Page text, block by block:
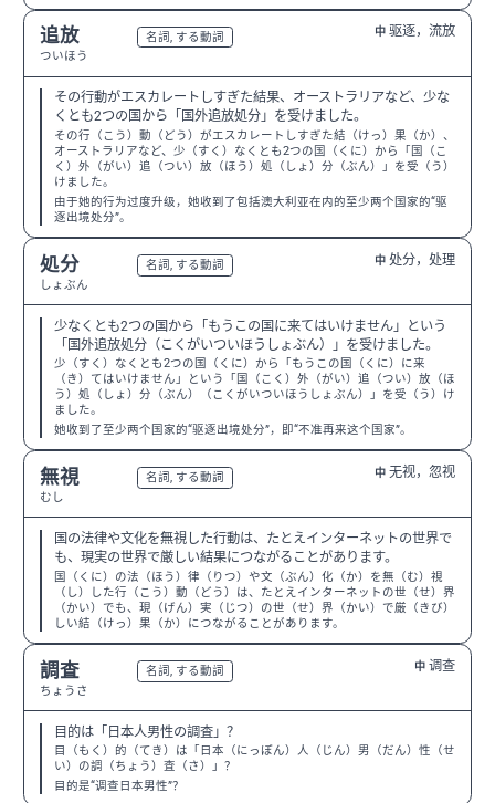
追放
ついほう
名詞, する動詞 中 驱逐，流放
その行動がエスカレートしすぎた結果、オーストラリアなど、少な
くとも2つの国から「国外追放処分」を受けました。
その行（こう）動（どう）がエスカレートしすぎた結（けっ）果（か）、
オーストラリアなど、少（すく）なくとも2つの国（くに）から「国（こ
く）外（がい）追（つい）放（ほう）処（しょ）分（ぶん）」を受（う）
けました。
由于她的行为过度升级，她收到了包括澳大利亚在内的至少两个国家的“驱
逐出境处分”。
処分
しょぶん
名詞, する動詞 中 处分，处理
少なくとも2つの国から「もうこの国に来てはいけません」という
「国外追放処分（こくがいついほうしょぶん）」を受けました。
少（すく）なくとも2つの国（くに）から「もうこの国（くに）に来
（き）てはいけません」という「国（こく）外（がい）追（つい）放（ほ
う）処（しょ）分（ぶん）（こくがいついほうしょぶん）」を受（う）け
ました。
她收到了至少两个国家的“驱逐出境处分”，即“不准再来这个国家”。
無視
むし
名詞, する動詞 中 无视，忽视
国の法律や文化を無視した行動は、たとえインターネットの世界で
も、現実の世界で厳しい結果につながることがあります。
国（くに）の法（ほう）律（りつ）や文（ぶん）化（か）を無（む）視
（し）した行（こう）動（どう）は、たとえインターネットの世（せ）界
（かい）でも、現（げん）実（じつ）の世（せ）界（かい）で厳（きび）
しい結（けっ）果（か）につながることがあります。
調査
ちょうさ
名詞, する動詞 中 调查
目的は「日本人男性の調査」？
目（もく）的（てき）は「日本（にっぽん）人（じん）男（だん）性（せ
い）の調（ちょう）査（さ）」？
目的是“调查日本男性”？